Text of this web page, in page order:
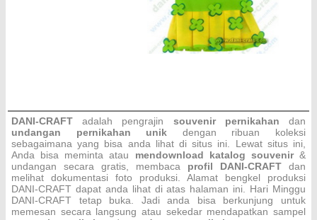
DANI-CRAFTadalah pengrajin souvenir pernikahandan
undangan pernikahan unik dengan ribuan koleksi
sebagaimana yang bisa anda lihat di situs ini. Lewat situs ini,
Anda bisa meminta atau mendownload katalog souvenir&
undangan secara gratis, membaca profil DANI-CRAFT dan
melihat dokumentasi foto produksi. Alamat bengkel produksi
DANI-CRAFT dapat anda lihat di atas halaman ini. Hari Minggu
DANI-CRAFT tetap buka. Jadi anda bisa berkunjung untuk
memesan secara langsung atau sekedar mendapatkan sampel